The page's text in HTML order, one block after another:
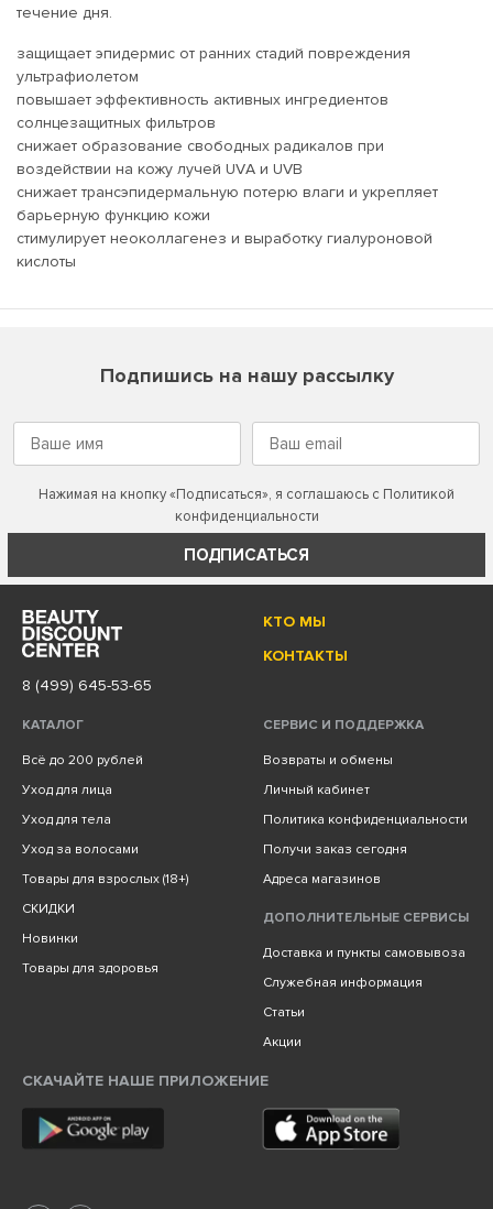
течение дня.
защищает эпидермис от ранних стадий повреждения
ультрафиолетом
повышает эффективность активных ингредиентов
солнцезащитных фильтров
снижает образование свободных радикалов при
воздействии на кожу лучей UVА и UVВ
снижает трансэпидермальную потерю влаги и укрепляет
барьерную функцию кожи
стимулирует неоколлагенез и выработку гиалуроновой
кислоты
Подпишись на нашу рассылку
Нажимая на кнопку «Подписаться», я соглашаюсь с Политикой
конфиденциальности
ПОДПИСАТЬСЯ
КТО МЫ
КОНТАКТЫ
8 (499) 645-53-65
КАТАЛОГ
Всё до 200 рублей
Уход для лица
Уход для тела
Уход за волосами
Товары для взрослых (18+)
СКИДКИ
Новинки
Товары для здоровья
СЕРВИС И ПОДДЕРЖКА
Возвраты и обмены
Личный кабинет
Политика конфиденциальности
Получи заказ сегодня
Адреса магазинов
ДОПОЛНИТЕЛЬНЫЕ СЕРВИСЫ
Доставка и пункты самовывоза
Служебная информация
Статьи
Акции
СКАЧАЙТЕ НАШЕ ПРИЛОЖЕНИЕ